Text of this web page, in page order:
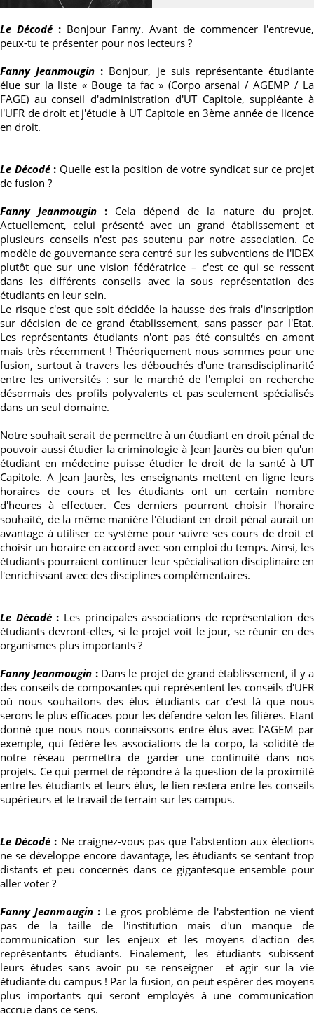
Le Décodé : Bonjour Fanny. Avant de commencer l'entrevue,
peux-tu te présenter pour nos lecteurs ?
Fanny Jeanmougin : Bonjour, je suis représentante étudiante
élue sur la liste « Bouge ta fac » (Corpo arsenal / AGEMP / La
FAGE) au conseil d'administration d'UT Capitole, suppléante à
l'UFR de droit et j'étudie à UT Capitole en 3ème année de licence
en droit.
Le Décodé : Quelle est la position de votre syndicat sur ce projet
de fusion ?
Fanny Jeanmougin : Cela dépend de la nature du projet.
Actuellement, celui présenté avec un grand établissement et
plusieurs conseils n'est pas soutenu par notre association. Ce
modèle de gouvernance sera centré sur les subventions de l'IDEX
plutôt que sur une vision fédératrice – c'est ce qui se ressent
dans les différents conseils avec la sous représentation des
étudiants en leur sein.
Le risque c'est que soit décidée la hausse des frais d'inscription
sur décision de ce grand établissement, sans passer par l'Etat.
Les représentants étudiants n'ont pas été consultés en amont
mais très récemment ! Théoriquement nous sommes pour une
fusion, surtout à travers les débouchés d'une transdisciplinarité
entre les universités : sur le marché de l'emploi on recherche
désormais des profils polyvalents et pas seulement spécialisés
dans un seul domaine.
Notre souhait serait de permettre à un étudiant en droit pénal de
pouvoir aussi étudier la criminologie à Jean Jaurès ou bien qu'un
étudiant en médecine puisse étudier le droit de la santé à UT
Capitole. A Jean Jaurès, les enseignants mettent en ligne leurs
horaires de cours et les étudiants ont un certain nombre
d'heures à effectuer. Ces derniers pourront choisir l'horaire
souhaité, de la même manière l'étudiant en droit pénal aurait un
avantage à utiliser ce système pour suivre ses cours de droit et
choisir un horaire en accord avec son emploi du temps. Ainsi, les
étudiants pourraient continuer leur spécialisation disciplinaire en
l'enrichissant avec des disciplines complémentaires.
Le Décodé : Les principales associations de représentation des
étudiants devront-elles, si le projet voit le jour, se réunir en des
organismes plus importants ?
Fanny Jeanmougin :Dans le projet de grand établissement, il y a
des conseils de composantes qui représentent les conseils d'UFR
où nous souhaitons des élus étudiants car c'est là que nous
serons le plus efficaces pour les défendre selon les filières. Etant
donné que nous nous connaissons entre élus avec l'AGEM par
exemple, qui fédère les associations de la corpo, la solidité de
notre réseau permettra de garder une continuité dans nos
projets. Ce qui permet de répondre à la question de la proximité
entre les étudiants et leurs élus, le lien restera entre les conseils
supérieurs et le travail de terrain sur les campus.
Le Décodé : Ne craignez-vous pas que l'abstention aux élections
ne se développe encore davantage, les étudiants se sentant trop
distants et peu concernés dans ce gigantesque ensemble pour
aller voter ?
Fanny Jeanmougin : Le gros problème de l'abstention ne vient
pas de la taille de l'institution mais d'un manque de
communication sur les enjeux et les moyens d'action des
représentants étudiants. Finalement, les étudiants subissent
leurs études sans avoir pu se renseigner et agir sur la vie
étudiante du campus ! Par la fusion, on peut espérer des moyens
plus importants qui seront employés à une communication
accrue dans ce sens.